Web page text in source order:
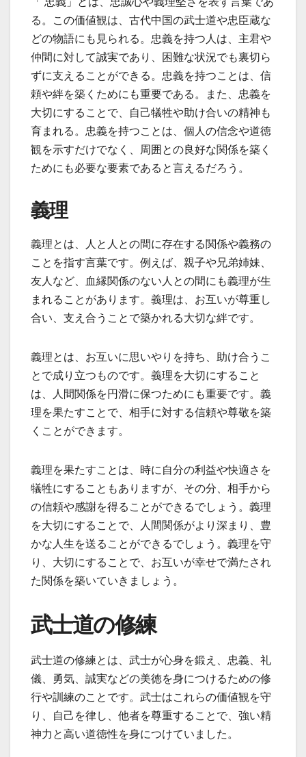
る。この価値観は、古代中国の武士道や忠臣蔵な
どの物語にも見られる。忠義を持つ人は、主君や
仲間に対して誠実であり、困難な状況でも裏切ら
ずに支えることができる。忠義を持つことは、信
頼や絆を築くためにも重要である。また、忠義を
大切にすることで、自己犠牲や助け合いの精神も
育まれる。忠義を持つことは、個人の信念や道徳
観を示すだけでなく、周囲との良好な関係を築く
ためにも必要な要素であると言えるだろう。
義理
義理とは、人と人との間に存在する関係や義務の
ことを指す言葉です。例えば、親子や兄弟姉妹、
友人など、血縁関係のない人との間にも義理が生
まれることがあります。義理は、お互いが尊重し
合い、支え合うことで築かれる大切な絆です。
義理とは、お互いに思いやりを持ち、助け合うこ
とで成り立つものです。義理を大切にすること
は、人間関係を円滑に保つためにも重要です。義
理を果たすことで、相手に対する信頼や尊敬を築
くことができます。
義理を果たすことは、時に自分の利益や快適さを
犠牲にすることもありますが、その分、相手から
の信頼や感謝を得ることができるでしょう。義理
を大切にすることで、人間関係がより深まり、豊
かな人生を送ることができるでしょう。義理を守
り、大切にすることで、お互いが幸せで満たされ
た関係を築いていきましょう。
武士道の修練
武士道の修練とは、武士が心身を鍛え、忠義、礼
儀、勇気、誠実などの美徳を身につけるための修
行や訓練のことです。武士はこれらの価値観を守
り、自己を律し、他者を尊重することで、強い精
神力と高い道徳性を身につけていました。